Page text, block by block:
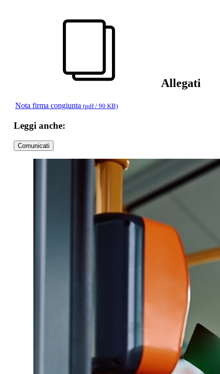
Allegati
Nota firma congiunta (pdf / 90 KB)
Leggi anche:
Comunicati